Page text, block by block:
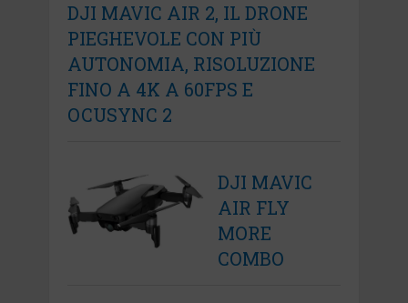
DJI MAVIC AIR 2, IL DRONE
PIEGHEVOLE CON PIÙ
AUTONOMIA, RISOLUZIONE
FINO A 4K A 60FPS E
OCUSYNC 2
DJI MAVIC
AIR FLY
MORE
COMBO